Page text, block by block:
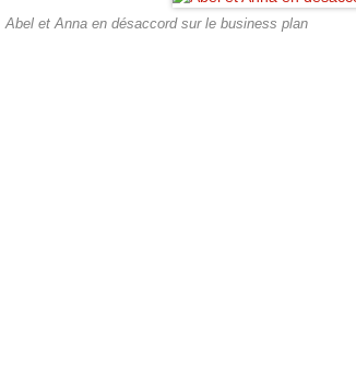
Abel et Anna en désaccord sur le business plan